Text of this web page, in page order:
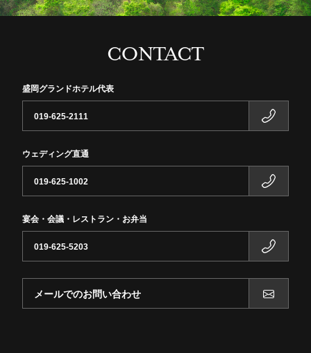
CONTACT
盛岡グランドホテル代表
019-625-2111
ウェディング直通
019-625-1002
宴会・会議・レストラン・お弁当
019-625-5203
メールでのお問い合わせ